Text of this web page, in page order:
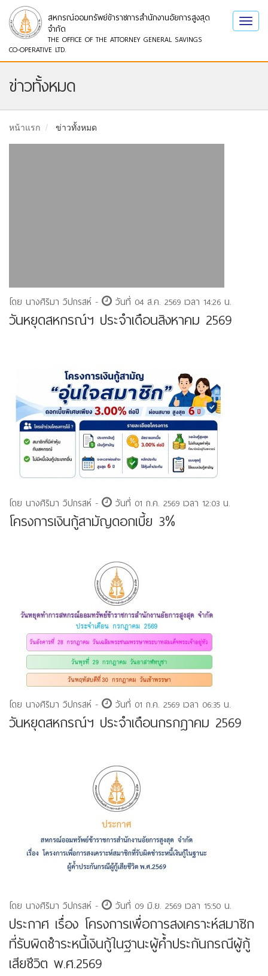
สหกรณ์ออมทรัพย์ข้าราชการสำนักงานอัยการสูงสุด
จำกัด
THE OFFICE OF THE ATTORNEY GENERAL SAVINGS
CO-OPERATIVE LTD.
ข่าวทั้งหมด
หน้าแรก ข่าวทั้งหมด
โดย นางศิริมา วิปกรสห์ - วันที่ 04 ส.ค. 2569 เวลา 14:26 น.
วันหยุดสหกรณ์ฯ ประจำเดือนสิงหาคม 2569
โดย นางศิริมา วิปกรสห์ - วันที่ 01 ก.ค. 2569 เวลา 12:03 น.
โครงการเงินกู้สามัญดอกเบี้ย 3%
โดย นางศิริมา วิปกรสห์ - วันที่ 01 ก.ค. 2569 เวลา 06:35 น.
วันหยุดสหกรณ์ฯ ประจำเดือนกรกฎาคม 2569
โดย นางศิริมา วิปกรสห์ - วันที่ 09 มิ.ย. 2569 เวลา 15:50 น.
ประกาศ เรื่อง โครงการเพื่อการสงเคราะห์สมาชิก
ที่รับผิดชำระหนี้เงินกู้ในฐานะผู้ค้ำประกันกรณีผู้กู้
เสียชีวิต พ.ศ.2569